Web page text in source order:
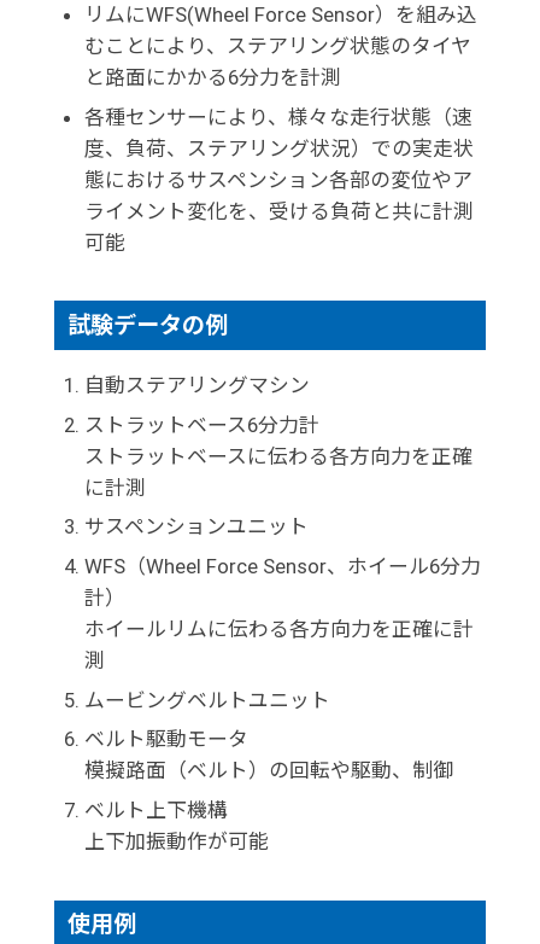
リムにWFS(Wheel Force Sensor）を組み込
むことにより、ステアリング状態のタイヤ
と路面にかかる6分力を計測
各種センサーにより、様々な走行状態（速
度、負荷、ステアリング状況）での実走状
態におけるサスペンション各部の変位やア
ライメント変化を、受ける負荷と共に計測
可能
試験データの例
自動ステアリングマシン
ストラットベース6分力計
ストラットベースに伝わる各方向力を正確
に計測
サスペンションユニット
WFS（Wheel Force Sensor、ホイール6分力
計）
ホイールリムに伝わる各方向力を正確に計
測
ムービングベルトユニット
ベルト駆動モータ
模擬路面（ベルト）の回転や駆動、制御
ベルト上下機構
上下加振動作が可能
使用例